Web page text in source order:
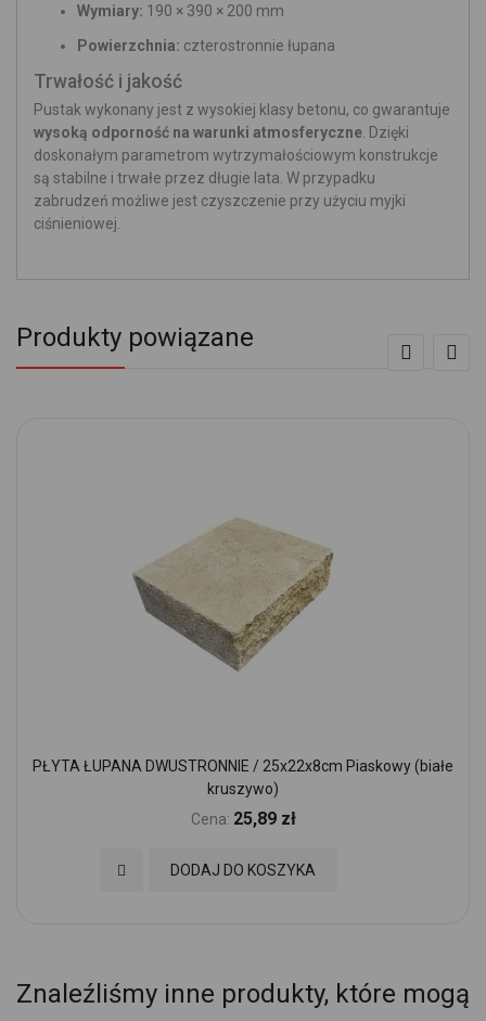
Wymiary: 190 × 390 × 200 mm
Powierzchnia: czterostronnie łupana
Trwałość i jakość
Pustak wykonany jest z wysokiej klasy betonu, co gwarantuje
wysoką odporność na warunki atmosferyczne . Dzięki
doskonałym parametrom wytrzymałościowym konstrukcje
są stabilne i trwałe przez długie lata. W przypadku
zabrudzeń możliwe jest czyszczenie przy użyciu myjki
ciśnieniowej.
Produkty powiązane
PŁYTA ŁUPANA DWUSTRONNIE / 25x22x8cm Piaskowy (białe
kruszywo)
Cena: 25,89 zł
DODAJ DO KOSZYKA
Dodaj do Ulubionych
Znaleźliśmy inne produkty, które mogą